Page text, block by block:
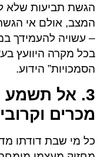
הגשת תביעות שלא
המצב, אולם אי
– עשויה להעמידך
בכל מקרה היוועץ ב
הסמכויות” הידוע.
3. אל תשמע
מכרים
כל מי שבת דודתו